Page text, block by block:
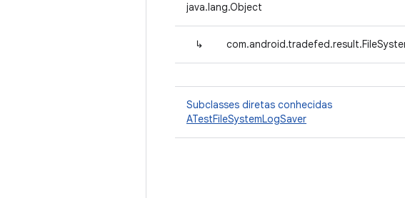
java.lang.Object
↳
Subclasses diretas conhecidas
ATestFileSystemLogSaver